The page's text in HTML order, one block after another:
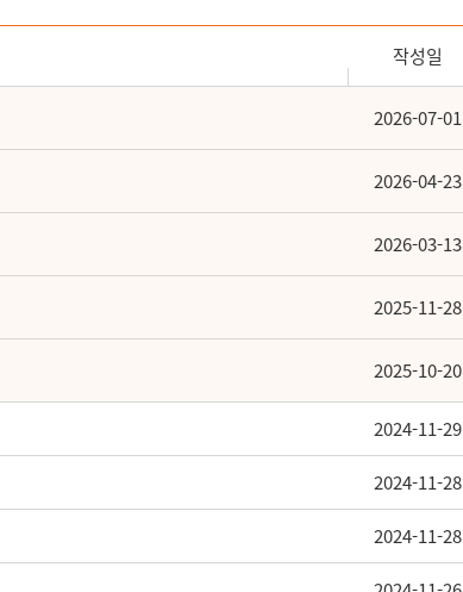
작성일
2026-07-01
2026-04-23
2026-03-13
2025-11-28
2025-10-20
2024-11-29
2024-11-28
2024-11-28